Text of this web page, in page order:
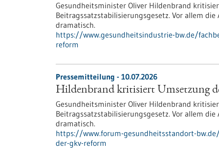
Gesundheitsminister Oliver Hildenbrand
Beitragssatzstabilisierungsgesetz. Vor allem
dramatisch.
https://www.gesundheitsindustrie-bw.de/
reform
Pressemitteilung - 10.07.2026
Hildenbrand kritisiert Umsetzung
Gesundheitsminister Oliver Hildenbrand
Beitragssatzstabilisierungsgesetz. Vor allem
dramatisch.
https://www.forum-gesundheitsstandort-
der-gkv-reform